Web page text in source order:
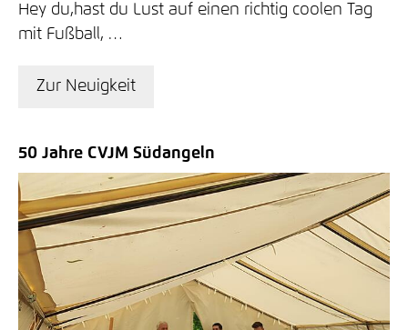
Hey du,hast du Lust auf einen richtig coolen Tag
mit Fußball, …
Zur Neuigkeit
50 Jahre CVJM Südangeln